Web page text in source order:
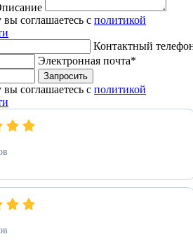
соглашаетесь с политикой
Контактный
Электронная почта*
Запросить
соглашаетесь с политикой